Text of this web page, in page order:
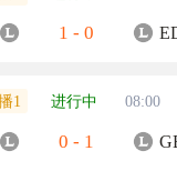
1 - 0
1 进行中 08:00
0 - 1